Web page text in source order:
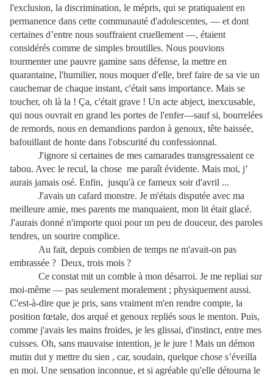
l'exclusion, la discrimination, le mépris, qui se pratiquaient en
permanence dans cette communauté d'adolescentes, — et dont
certaines d’entre nous souffraient cruellement —, étaient
considérés comme de simples broutilles. Nous pouvions
tourmenter une pauvre gamine sans défense, la mettre en
quarantaine, l'humilier, nous moquer d'elle, bref faire de sa vie un
cauchemar de chaque instant, c'était sans importance. Mais se
toucher, oh là la ! Ça, c'était grave ! Un acte abject, inexcusable,
qui nous ouvrait en grand les portes de l'enfer—sauf si, bourrelées
de remords, nous en demandions pardon à genoux, tête baissée,
bafouillant de honte dans l'obscurité du confessionnal.
J'ignore si certaines de mes camarades transgressaient ce
tabou. Avec le recul, la chose me paraît évidente. Mais moi, j’
aurais jamais osé. Enfin, jusqu'à ce fameux soir d'avril ...
J'avais un cafard monstre. Je m'étais disputée avec ma
meilleure amie, mes parents me manquaient, mon lit était glacé.
J'aurais donné n'importe quoi pour un peu de douceur, des paroles
tendres, un sourire complice.
Au fait, depuis combien de temps ne m'avait-on pas
embrassée ? Deux, trois mois ?
Ce constat mit un comble à mon désarroi. Je me repliai sur
moi-même — pas seulement moralement ; physiquement aussi.
C'est-à-dire que je pris, sans vraiment m'en rendre compte, la
position fœtale, dos arqué et genoux repliés sous le menton. Puis,
comme j'avais les mains froides, je les glissai, d'instinct, entre mes
cuisses. Oh, sans mauvaise intention, je le jure ! Mais un démon
mutin dut y mettre du sien , car, soudain, quelque chose s’éveilla
en moi. Une sensation inconnue, et si agréable qu'elle détourna le